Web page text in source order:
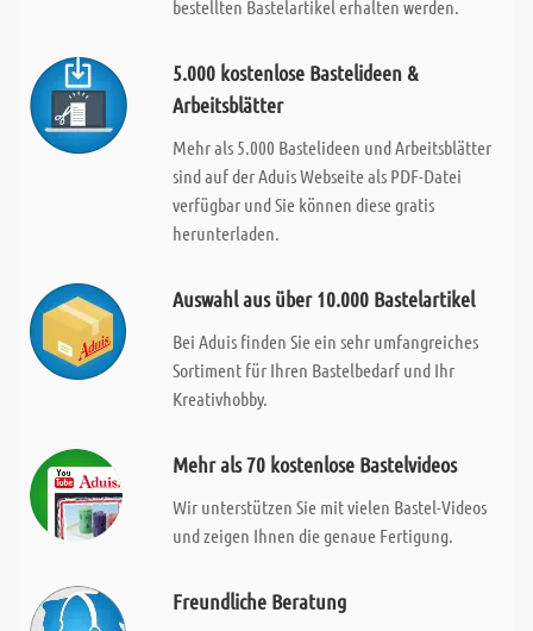
bestellten Bastelartikel erhalten werden.
5.000 kostenlose Bastelideen &
Arbeitsblätter
Mehr als 5.000 Bastelideen und Arbeitsblätter
sind auf der Aduis Webseite als PDF-Datei
verfügbar und Sie können diese gratis
herunterladen.
Auswahl aus über 10.000 Bastelartikel
Bei Aduis finden Sie ein sehr umfangreiches
Sortiment für Ihren Bastelbedarf und Ihr
Kreativhobby.
Mehr als 70 kostenlose Bastelvideos
Wir unterstützen Sie mit vielen Bastel-Videos
und zeigen Ihnen die genaue Fertigung.
Freundliche Beratung